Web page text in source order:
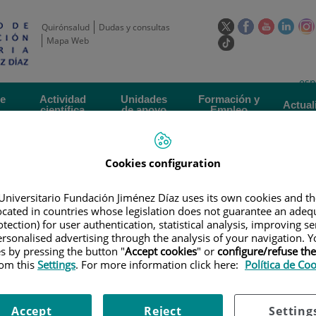
Quirónsalud
Dudas y consultas
Mapa Web
Este
enlace
en
una
ventana
Este
en
una
ventana
Este
en
una
ventana
Este
en
una
Enlace
aplicación
externa.
idioma
Actividad
científica
Unidades
de apoyo
Formación y
Empleo
DE EMPLEO|CONVOCATORIA DE EMPLEO. ENFERMERA DE
ENFERMERA DE
Cookies configuration
Fundación Jiménez Díaz uses its own cookies and
in countries whose legislation does not guarantee an
for user authentication, statistical analysis, improving
advertising through the analysis of your navigation.
by pressing the button "Accept cookies" or configure/refuse
thisSettings. For more information click here: Política de
Reject
Accept